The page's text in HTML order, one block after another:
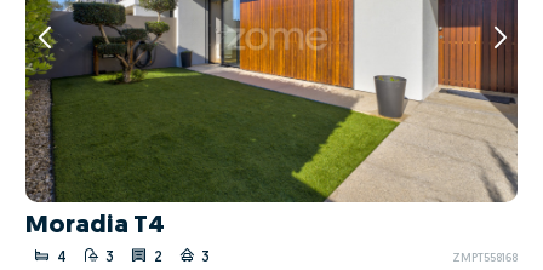
Moradia T4
4 3 2 3 ZMPT558168